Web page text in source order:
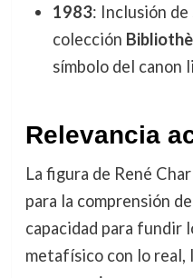
1983: Inclusión de
colección
símbolo del canon
Relevancia
La figura de René
para la comprensión
capacidad para fundir
metafísico con lo